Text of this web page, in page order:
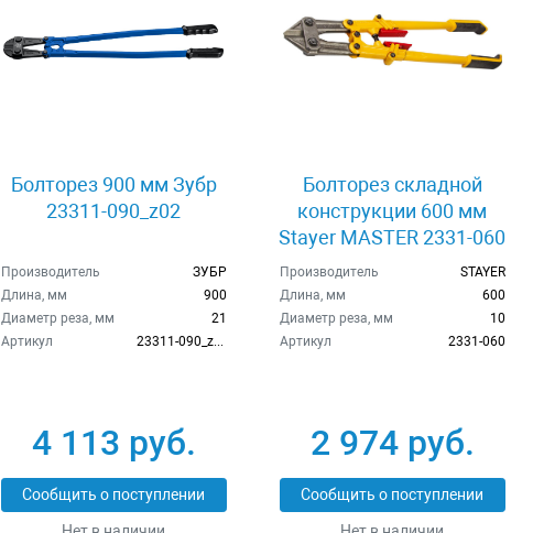
Болторез 900 мм Зубр
23311-090_z02
Производитель
ЗУБР
Длина, мм
900
Диаметр реза, мм
21
Артикул
23311-090_z02
4 113 руб.
Сообщить о поступлении
Болторез складной
конструкции 600 мм
Stayer MASTER 2331-060
Производитель
STAYER
Длина, мм
600
Диаметр реза, мм
10
Артикул
2331-060
2 974 руб.
Сообщить о поступлении